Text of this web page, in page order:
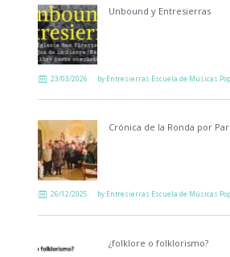
Unbound y Entresierras
23/03/2026 by Entresierras Escuela de Músicas
Crónica de la Ronda por
26/12/2025 by Entresierras Escuela de Músicas
¿folklore o folklorismo?